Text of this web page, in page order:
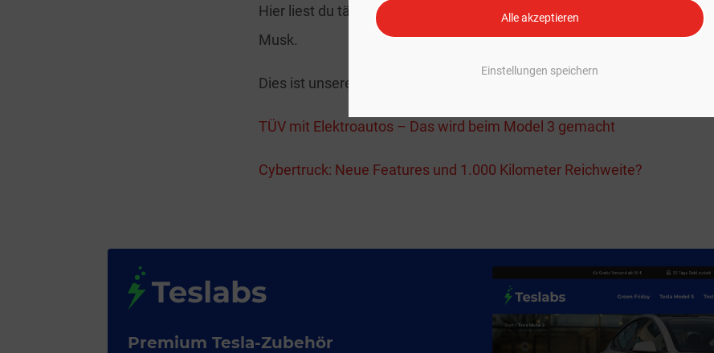
Alle akzeptieren
Einstellungen speichern
Hier liest du täglich die brisantesten Neuigkeiten zur innovativen E-
Musk.
Dies ist unsere Auswahl interessanter Beiträge für dich:
TÜV mit Elektroautos – Das wird beim Model 3 gemacht
Cybertruck: Neue Features und 1.000 Kilometer Reichweite?
Premium Tesla-Zubehör